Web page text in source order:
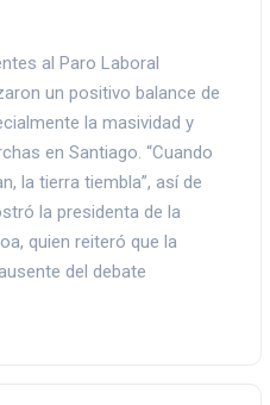
al Paro Laboral
un positivo balance de
la masividad y
en Santiago. “Cuando
la tierra tiembla”, así de
la presidenta de la
quien reiteró que la
del debate